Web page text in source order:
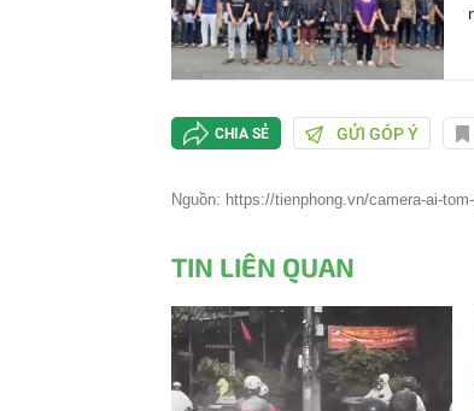
CHIA SẺ GỬI GÓP Ý
Nguồn: https://tienphong.vn/camera-ai-
TIN LIÊN QUAN